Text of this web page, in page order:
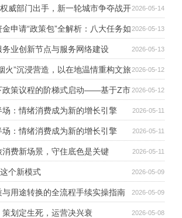
2026-05-14
威部门出手，新一轮城市争夺战开
些机会 2026-05-13
申请“政策包”全解析：八大任务如
？ 2026-05-13
务业创新节点与服务网络建设
2026-05-12
火”沉浸营造，以在地温情重构文旅
径探析 2026-05-12
政策议程的阶梯式启动——基于Z市
策的案例分析 2026-05-11
场：情绪消费成为新的增长引擎
2026-05-11
场：情绪消费成为新的增长引擎
2026-05-11
费新场景，守住底色是关键
2026-05-09
个新模式
2026-05-09
用途转换的全流程手续实操指南
2026-05-08
划定生死，运营决兴衰